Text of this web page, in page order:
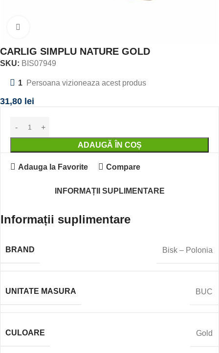
CARLIG SIMPLU NATURE GOLD
SKU: BIS07949
1 Persoana vizioneaza acest produs
31,80 lei
ADAUGĂ ÎN COȘ
Adauga la Favorite Compare
INFORMAȚII SUPLIMENTARE
Informații suplimentare
BRAND Bisk – Polonia
UNITATE MASURA BUC
CULOARE Gold